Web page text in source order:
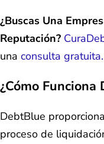
¿Buscas Una
Reputación?
una consulta gratuita.
¿Cómo Funciona
DebtBlue
proceso de